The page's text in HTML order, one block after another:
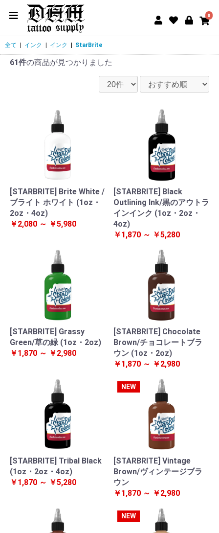
0
全て | インク | インク | StarBrite
61件の商品が見つかりました
[STARBRITE] Brite White /
ブライト ホワイト (1oz・
2oz・4oz)
￥2,080 ～ ￥5,980
[STARBRITE] Black
Outlining Ink/黒のアウトラ
インインク (1oz・2oz・
4oz)
￥1,870 ～ ￥5,280
[STARBRITE] Grassy
Green/草の緑 (1oz・2oz)
￥1,870 ～ ￥2,980
[STARBRITE] Chocolate
Brown/チョコレートブラ
ウン (1oz・2oz)
￥1,870 ～ ￥2,980
[STARBRITE] Tribal Black
(1oz・2oz・4oz)
￥1,870 ～ ￥5,280
NEW
[STARBRITE] Vintage
Brown/ヴィンテージブラ
ウン
￥1,870 ～ ￥2,980
NEW